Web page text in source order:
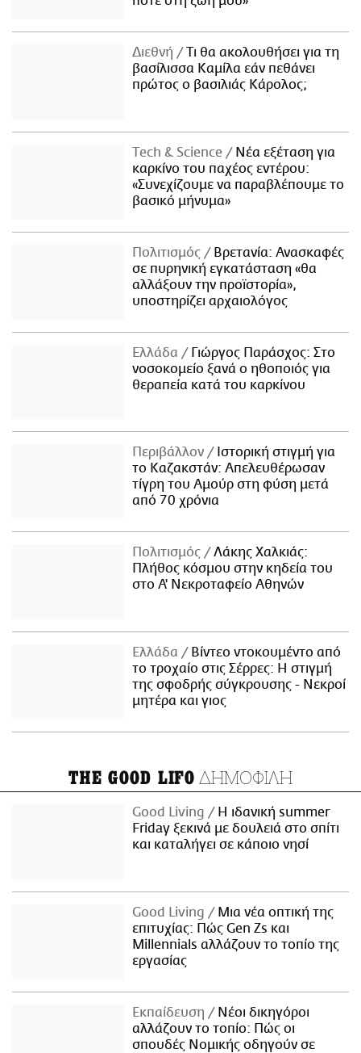
Διεθνή
Τι θα ακολουθήσει για τη
βασίλισσα Καμίλα εάν πεθάνει
πρώτος ο βασιλιάς Κάρολος;
Τech & Science
Νέα εξέταση για
καρκίνο του παχέος εντέρου:
«Συνεχίζουμε να παραβλέπουμε το
βασικό μήνυμα»
Πολιτισμός
Βρετανία: Ανασκαφές
σε πυρηνική εγκατάσταση «θα
αλλάξουν την προϊστορία»,
υποστηρίζει αρχαιολόγος
Ελλάδα
Γιώργος Παράσχος: Στο
νοσοκομείο ξανά ο ηθοποιός για
θεραπεία κατά του καρκίνου
Περιβάλλον
Ιστορική στιγμή για
το Καζακστάν: Απελευθέρωσαν
τίγρη του Αμούρ στη φύση μετά
από 70 χρόνια
Πολιτισμός
Λάκης Χαλκιάς:
Πλήθος κόσμου στην κηδεία του
στο Α' Νεκροταφείο Αθηνών
Ελλάδα
Βίντεο ντοκουμέντο από
το τροχαίο στις Σέρρες: Η στιγμή
της σφοδρής σύγκρουσης - Νεκροί
μητέρα και γιος
THE GOOD LIFO ΔΗΜΟΦΙΛΗ
Good Living
Η ιδανική summer
Friday ξεκινά με δουλειά στο σπίτι
και καταλήγει σε κάποιο νησί
Good Living
Μια νέα οπτική της
επιτυχίας: Πώς Gen Zs και
Millennials αλλάζουν το τοπίο της
εργασίας
Εκπαίδευση
Νέοι δικηγόροι
αλλάζουν το τοπίο: Πώς οι
σπουδές Νομικής οδηγούν σε